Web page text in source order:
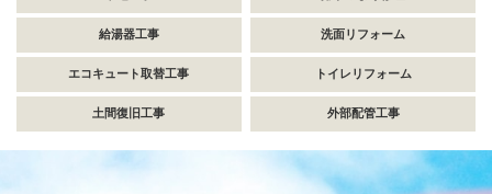
給湯器工事 洗面リフォーム
エコキュート取替工事 トイレリフォーム
土間復旧工事 外部配管工事